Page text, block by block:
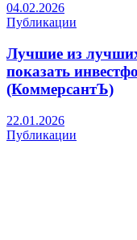
04.02.2026
Публикации
Лучшие из
показать
(КоммерсантЪ)
22.01.2026
Публикации